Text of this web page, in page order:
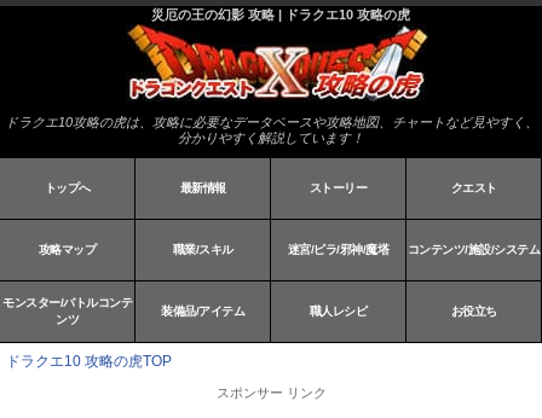
災厄の王の幻影 攻略 | ドラクエ10 攻略の虎
ドラクエ10攻略の虎は、攻略に必要なデータベースや攻略地図、チャートなど見やすく、
分かりやすく解説しています！
トップへ 最新情報 ストーリー クエスト
攻略マップ 職業/スキル 迷宮/ピラ/邪神/魔塔 コンテンツ/施設/システム
モンスター/バトルコンテ
ンツ
装備品/アイテム 職人レシピ お役立ち
ドラクエ10 攻略の虎TOP
スポンサー リンク